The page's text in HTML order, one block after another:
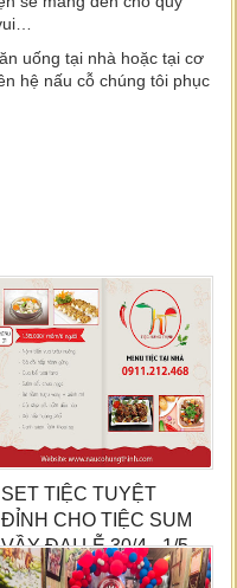
uống tại nhà hoặc tại cơ
hệ nấu cỗ chúng tôi phục
SET TIỆC TUYỆT
ĐỈNH CHO TIỆC SUM
VẦY ĐẠI LỄ 30/4 - 1/5